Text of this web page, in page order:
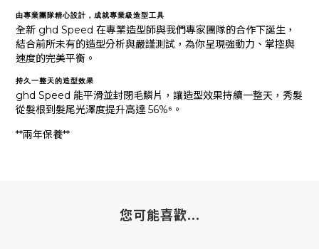
由專業團隊精心設計，成就專業級造型工具
全新 ghd Speed 在專業造型師與我們專家團隊的合作下誕生，
結合前所未有的造型分析與嚴謹測試，為你呈現強動力、掌控與
速度的完美平衡。
持久一整天的造型效果
ghd Speed 能平滑並封閉毛鱗片，讓造型效果持續一整天，秀髮
從髮根到髮尾光澤度提升高達 56%⁶。
**兩年保養**
您可能喜歡...